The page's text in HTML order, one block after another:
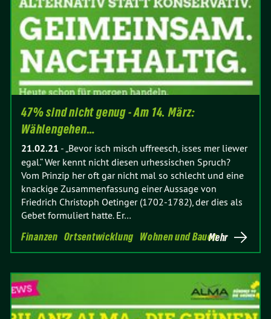
47% sind nicht genug - Am 14. März:
Wählengehen…
21.02.21 - „Bevor isch misch uffreesch, isses mer liewer
egal.“ Wer kennt nicht diesen urhessischen Spruch?
Vom Prinzip her oft gar nicht mal so schlecht und eine
knackige Zusammenfassung einer Aussage von
Friedrich Christoph Oetinger (1702-1782), der dies als
Gebet formuliert hatte. Er…
Finanzen Ortsentwicklung Wohnen und BauenMehr